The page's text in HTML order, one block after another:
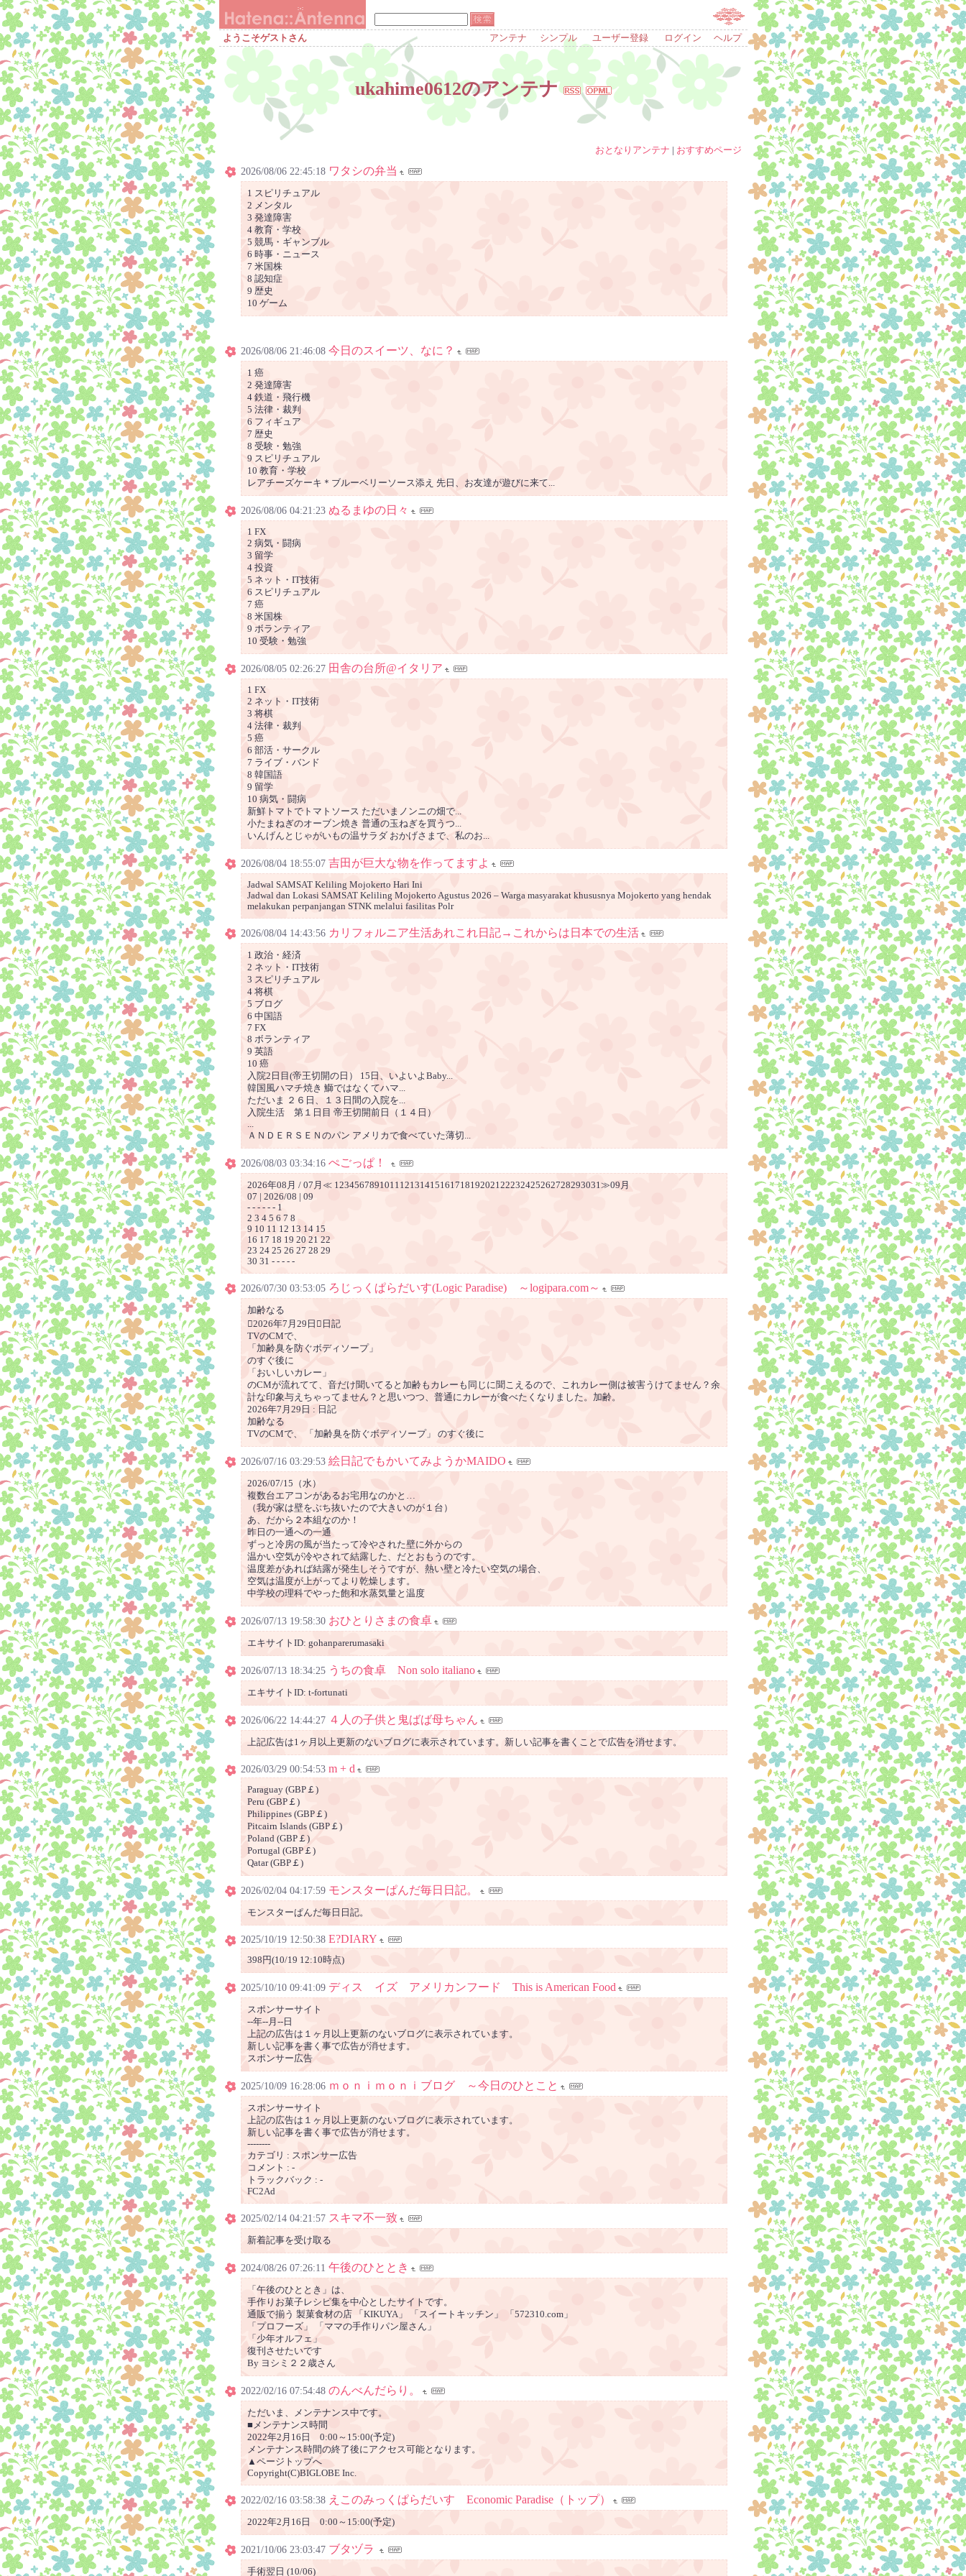
ようこそゲストさん アンテナ シンプル ユーザー登録 ログイン ヘルプ
ukahime0612のアンテナ
おとなりアンテナ おすすめページ
2026/08/06 22:45:18 ワタシの弁当
1 スピリチュアル
2 メンタル
3 発達障害
4 教育・学校
5 競馬・ギャンブル
6 時事・ニュース
7 米国株
8 認知症
9 歴史
10 ゲーム
2026/08/06 21:46:08 今日のスイーツ、なに？
1 癌
2 発達障害
4 鉄道・飛行機
5 法律・裁判
6 フィギュア
7 歴史
8 受験・勉強
9 スピリチュアル
10 教育・学校
レアチーズケーキ＊ブルーベリーソース添え 先日、お友達が遊びに来て...
2026/08/06 04:21:23 ぬるまゆの日々
1 FX
2 病気・闘病
3 留学
4 投資
5 ネット・IT技術
6 スピリチュアル
7 癌
8 米国株
9 ボランティア
10 受験・勉強
2026/08/05 02:26:27 田舎の台所@イタリア
1 FX
2 ネット・IT技術
3 将棋
4 法律・裁判
5 癌
6 部活・サークル
7 ライブ・バンド
8 韓国語
9 留学
10 病気・闘病
新鮮トマトでトマトソース ただいまノンニの畑で...
小たまねぎのオーブン焼き 普通の玉ねぎを買うつ...
いんげんとじゃがいもの温サラダ おかげさまで、私のお...
2026/08/04 18:55:07 吉田が巨大な物を作ってますよ
Jadwal SAMSAT Keliling Mojokerto Hari Ini
Jadwal dan Lokasi SAMSAT Keliling Mojokerto Agustus 2026 – Warga masyarakat khususnya Mojokerto yang hendak
melakukan perpanjangan STNK melalui fasilitas Polr
2026/08/04 14:43:56 カリフォルニア生活あれこれ日記→これからは日本での生活
1 政治・経済
2 ネット・IT技術
3 スピリチュアル
4 将棋
5 ブログ
6 中国語
7 FX
8 ボランティア
9 英語
10 癌
入院2日目(帝王切開の日） 15日、いよいよBaby...
韓国風ハマチ焼き 鰤ではなくてハマ...
ただいま ２６日、１３日間の入院を...
入院生活 第１日目 帝王切開前日（１４日）
...
ＡＮＤＥＲＳＥＮのパン アメリカで食べていた薄切...
2026/08/03 03:34:16 ぺごっぱ！
2026年08月 / 07月≪ 12345678910111213141516171819202122232425262728293031≫09月
07 | 2026/08 | 09
- - - - - - 1
2 3 4 5 6 7 8
9 10 11 12 13 14 15
16 17 18 19 20 21 22
23 24 25 26 27 28 29
30 31 - - - - -
2026/07/30 03:53:05 ろじっくぱらだいす(Logic Paradise) ～logipara.com～
加齢なる
2026年7月29日日記
TVのCMで、
「加齢臭を防ぐボディソープ」
のすぐ後に
「おいしいカレー」
のCMが流れてて、音だけ聞いてると加齢もカレーも同じに聞こえるので、これカレー側は被害うけてません？余
計な印象与えちゃってません？と思いつつ、普通にカレーが食べたくなりました。加齢。
2026年7月29日 : 日記
加齢なる
TVのCMで、 「加齢臭を防ぐボディソープ」 のすぐ後に
2026/07/16 03:29:53 絵日記でもかいてみようかMAIDO
2026/07/15（水）
複数台エアコンがあるお宅用なのかと…
（我が家は壁をぶち抜いたので大きいのが１台）
あ、だから２本組なのか！
昨日の一通への一通
ずっと冷房の風が当たって冷やされた壁に外からの
温かい空気が冷やされて結露した、だとおもうのです。
温度差があれば結露が発生しそうですが、熱い壁と冷たい空気の場合、
空気は温度が上がってより乾燥します。
中学校の理科でやった飽和水蒸気量と温度
2026/07/13 19:58:30 おひとりさまの食卓
エキサイトID: gohanparerumasaki
2026/07/13 18:34:25 うちの食卓 Non solo italiano
エキサイトID: t-fortunati
2026/06/22 14:44:27 ４人の子供と鬼ばば母ちゃん
上記広告は1ヶ月以上更新のないブログに表示されています。新しい記事を書くことで広告を消せます。
2026/03/29 00:54:53 m + d
Paraguay (GBP￡)
Peru (GBP￡)
Philippines (GBP￡)
Pitcairn Islands (GBP￡)
Poland (GBP￡)
Portugal (GBP￡)
Qatar (GBP￡)
2026/02/04 04:17:59 モンスターぱんだ毎日日記。
モンスターぱんだ毎日日記。
2025/10/19 12:50:38 E?DIARY
398円(10/19 12:10時点)
2025/10/10 09:41:09 ディス イズ アメリカンフード This is American Food
スポンサーサイト
--年--月--日
上記の広告は１ヶ月以上更新のないブログに表示されています。
新しい記事を書く事で広告が消せます。
スポンサー広告
2025/10/09 16:28:06 ｍｏｎｉｍｏｎｉブログ ～今日のひとこと
スポンサーサイト
上記の広告は１ヶ月以上更新のないブログに表示されています。
新しい記事を書く事で広告が消せます。
--------
カテゴリ : スポンサー広告
コメント : -
トラックバック : -
FC2Ad
2025/02/14 04:21:57 スキマ不一致
新着記事を受け取る
2024/08/26 07:26:11 午後のひととき
「午後のひととき」は、
手作りお菓子レシピ集を中心としたサイトです。
通販で揃う 製菓食材の店 「KIKUYA」 「スイートキッチン」 「572310.com」
「プロフーズ」 「ママの手作りパン屋さん」
「少年オルフェ」
復刊させたいです
By ヨシミ２２歳さん
2022/02/16 07:54:48 のんべんだらり。
ただいま、メンテナンス中です。
■メンテナンス時間
2022年2月16日 0:00～15:00(予定)
メンテナンス時間の終了後にアクセス可能となります。
▲ページトップへ
Copyright(C)BIGLOBE Inc.
2022/02/16 03:58:38 えこのみっくぱらだいす Economic Paradise（トップ）
2022年2月16日 0:00～15:00(予定)
2021/10/06 23:03:47 ブタヅラ
手術翌日 (10/06)